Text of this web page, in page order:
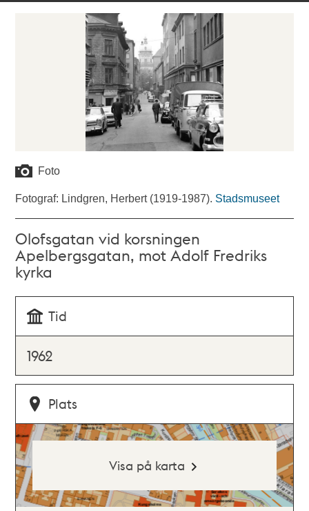
Foto
Fotograf: Lindgren, Herbert (1919-1987). Stadsmuseet
Olofsgatan vid korsningen
Apelbergsgatan, mot Adolf Fredriks
kyrka
Tid
1962
Plats
Visa på karta